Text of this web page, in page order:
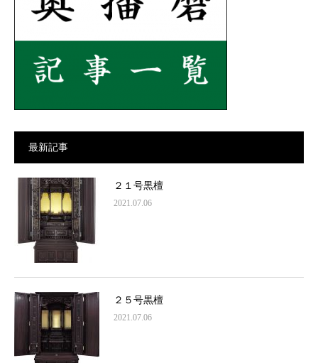
最新記事
２１号黒檀
2021.07.06
２５号黒檀
2021.07.06